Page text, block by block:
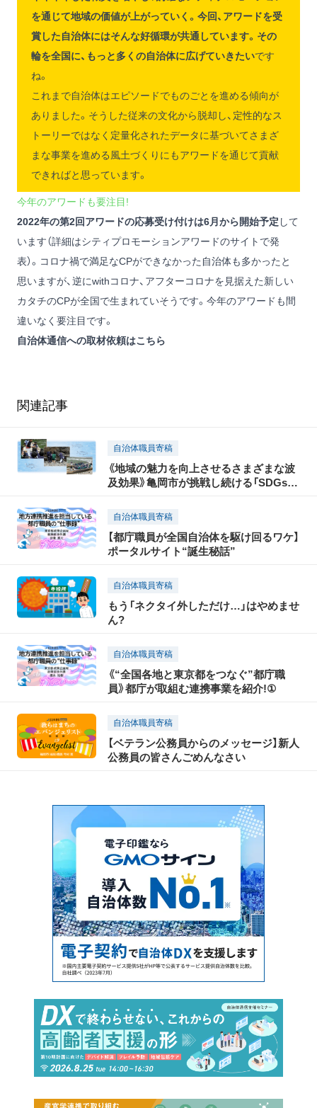
を通じて地域の価値が上がっていく。今回、アワードを受
賞した自治体にはそんな好循環が共通しています。その
輪を全国に、もっと多くの自治体に広げていきたいです
ね。
これまで自治体はエピソードでものごとを進める傾向が
ありました。そうした従来の文化から脱却し、定性的なス
トーリーではなく定量化されたデータに基づいてさまざ
まな事業を進める風土づくりにもアワードを通じて貢献
できればと思っています。
今年のアワードも要注目!
2022年の第2回アワードの応募受け付けは6月から開始予定 して
います（詳細はシティプロモーションアワードのサイトで発
表）。コロナ禍で満足なCPができなかった自治体も多かったと
思いますが、逆にwithコロナ、アフターコロナを見据えた新しい
カタチのCPが全国で生まれていそうです。今年のアワードも間
違いなく要注目です。
自治体通信への取材依頼はこちら
関連記事
自治体職員寄稿
《地域の魅力を向上させるさまざまな波
及効果》亀岡市が挑戦し続ける「SDGsの
自治体職員寄稿
【都庁職員が全国自治体を駆け回るワケ】
ポータルサイト“誕生秘話”
自治体職員寄稿
もう「ネクタイ外しただけ…」はやめませ
ん?
自治体職員寄稿
《“全国各地と東京都をつなぐ”都庁職
員》都庁が取組む連携事業を紹介!①
自治体職員寄稿
【ベテラン公務員からのメッセージ】新人
公務員の皆さんごめんなさい